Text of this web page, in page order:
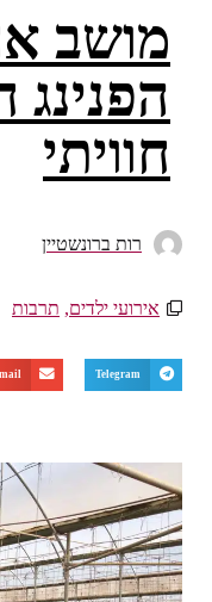
מושב
חוויתי
רות ברונשטיין
אירועי ילדים, תרבות
Telegram